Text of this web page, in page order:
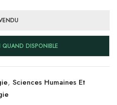
QUAND DISPONIBLE
, Sciences Humaines Et